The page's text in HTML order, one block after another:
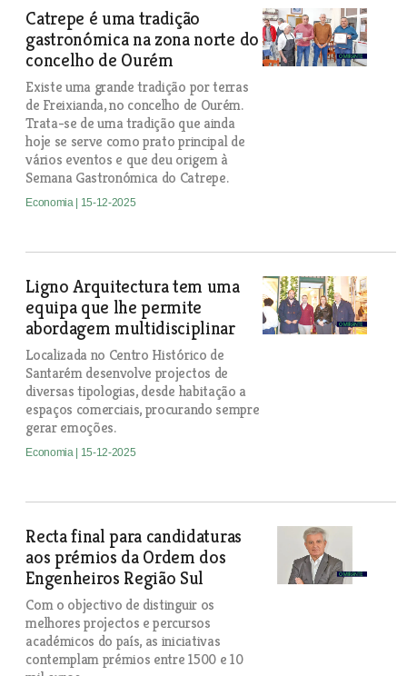
Catrepe é uma tradição
gastronómica na zona norte do
concelho de Ourém
Existe uma grande tradição por terras
de Freixianda, no concelho de Ourém.
Trata-se de uma tradição que ainda
hoje se serve como prato principal de
vários eventos e que deu origem à
Semana Gastronómica do Catrepe.
Economia | 15-12-2025
Ligno Arquitectura tem uma
equipa que lhe permite
abordagem multidisciplinar
Localizada no Centro Histórico de
Santarém desenvolve projectos de
diversas tipologias, desde habitação a
espaços comerciais, procurando sempre
gerar emoções.
Economia | 15-12-2025
Recta final para candidaturas
aos prémios da Ordem dos
Engenheiros Região Sul
Com o objectivo de distinguir os
melhores projectos e percursos
académicos do país, as iniciativas
contemplam prémios entre 1500 e 10